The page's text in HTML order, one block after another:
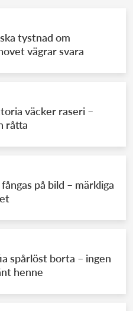
tystnad om
vägrar svara
väcker raseri –
råtta
på bild – märkliga
spårlöst borta – ingen
henne